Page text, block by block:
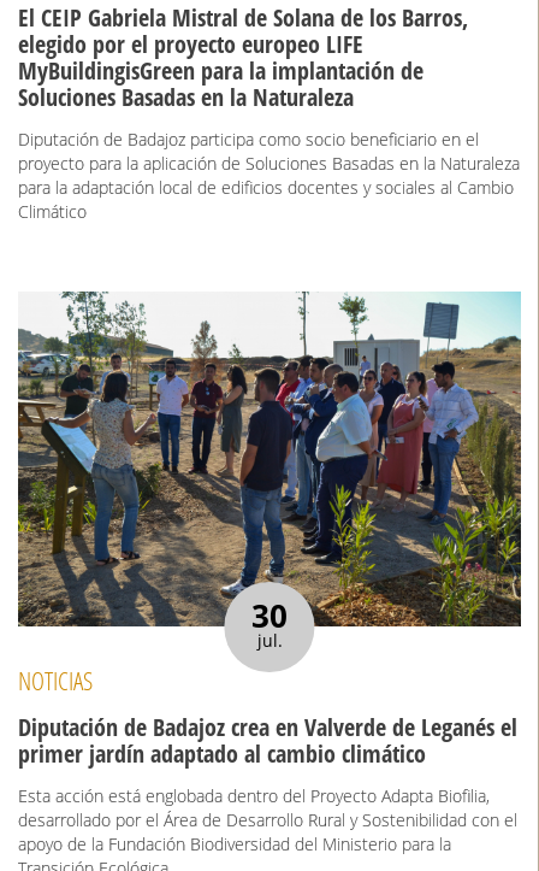
El CEIP Gabriela Mistral de Solana de los Barros,
elegido por el proyecto europeo LIFE
MyBuildingisGreen para la implantación de
Soluciones Basadas en la Naturaleza
Diputación de Badajoz participa como socio beneficiario en el
proyecto para la aplicación de Soluciones Basadas en la Naturaleza
para la adaptación local de edificios docentes y sociales al Cambio
Climático
30
jul.
NOTICIAS
Diputación de Badajoz crea en Valverde de Leganés el
primer jardín adaptado al cambio climático
Esta acción está englobada dentro del Proyecto Adapta Biofilia,
desarrollado por el Área de Desarrollo Rural y Sostenibilidad con el
apoyo de la Fundación Biodiversidad del Ministerio para la